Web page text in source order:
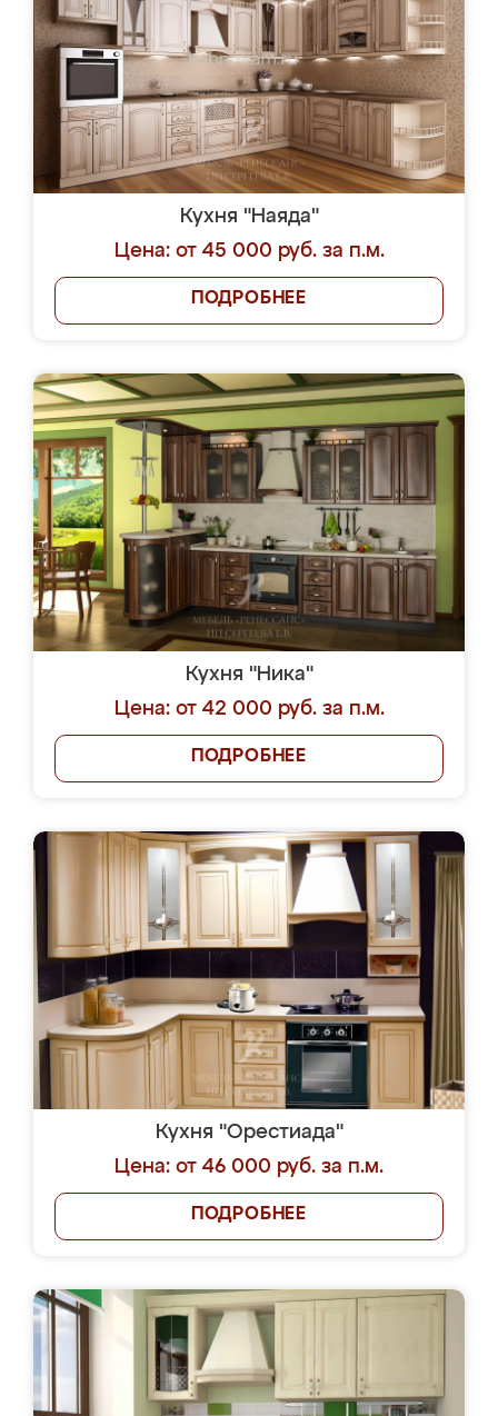
Кухня "Наяда"
Цена: от 45 000 руб. за п.м.
ПОДРОБНЕЕ
Кухня "Ника"
Цена: от 42 000 руб. за п.м.
ПОДРОБНЕЕ
Кухня "Орестиада"
Цена: от 46 000 руб. за п.м.
ПОДРОБНЕЕ